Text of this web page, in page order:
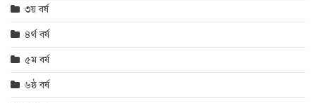
৩য় বর্ষ
৪র্থ বর্ষ
৫ম বর্ষ
৬ষ্ঠ বর্ষ